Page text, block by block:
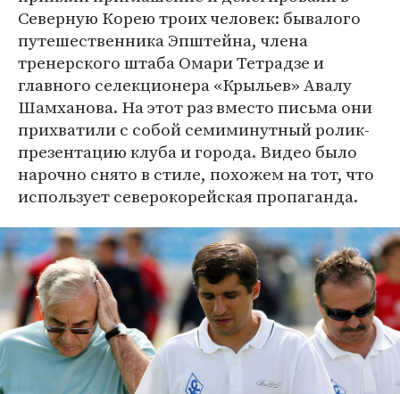
Северную Корею троих человек: бывалого
путешественника Эпштейна, члена
тренерского штаба Омари Тетрадзе и
главного селекционера «Крыльев» Авалу
Шамханова. На этот раз вместо письма они
прихватили с собой семиминутный ролик-
презентацию клуба и города. Видео было
нарочно снято в стиле, похожем на тот, что
использует северокорейская пропаганда.